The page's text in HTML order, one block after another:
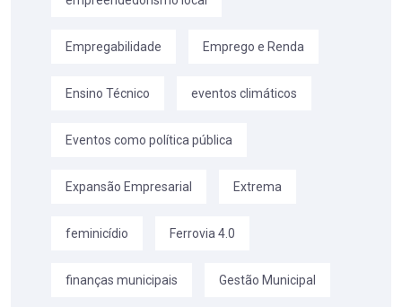
Empregabilidade Emprego e Renda
Ensino Técnico eventos climáticos
Eventos como política pública
Expansão Empresarial Extrema
feminicídio Ferrovia 4.0
finanças municipais Gestão Municipal